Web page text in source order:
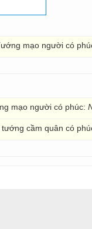
mạo người có
mạo người có phúc:
tướng cầm quân có